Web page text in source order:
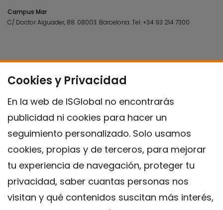
Cookies y Privacidad
En la web de ISGlobal no encontrarás
publicidad ni cookies para hacer un
seguimiento personalizado. Solo usamos
cookies, propias y de terceros, para mejorar
tu experiencia de navegación, proteger tu
privacidad, saber cuantas personas nos
visitan y qué contenidos suscitan más interés,
Campus Mar
C/ Doctor Aiguader, 88. 08003. Barcelona.Tel.+34 93 214 7300